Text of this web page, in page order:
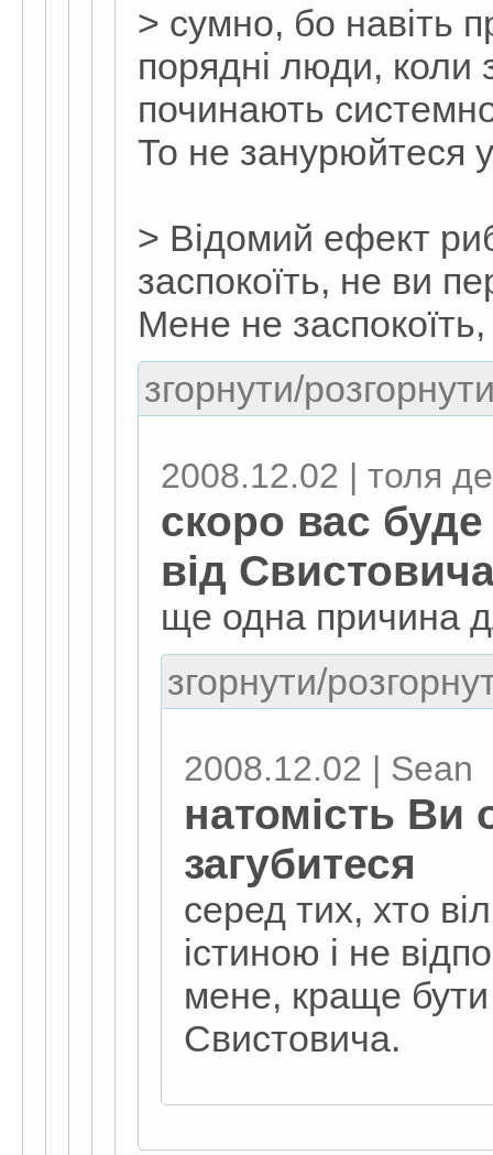
> сумно, бо навіть
порядні люди, коли
починають
То не занурюйтеся у
> Відомий ефект
заспокоїть, не ви
Мене не
згорнути/
2008.12.02 | толя
скоро вас буде
від
ще одна причина
згорнути/
2008.12.02 | Sean
натомість Ви
загубитеся
серед тих, хто
істиною і не
мене, краще
Свистовича.